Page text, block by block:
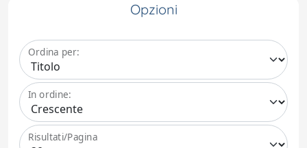
Opzioni
Ordina per:
In ordine:
Risultati/Pagina